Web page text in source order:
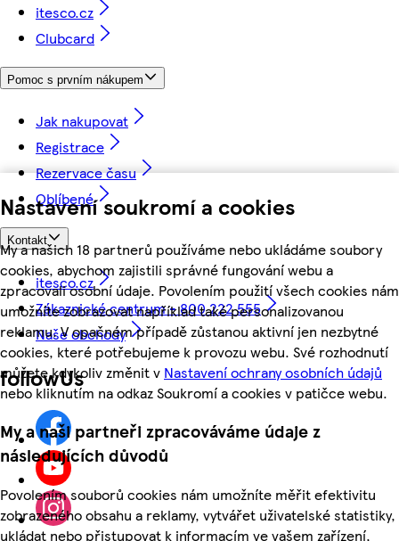
Nastavení soukromí a cookies
My a našich 18 partnerů používáme nebo ukládáme soubory
cookies, abychom zajistili správné fungování webu a
zpracovali osobní údaje. Povolením použití všech cookies nám
umožníte zobrazovat například také personalizovanou
reklamu. V opačném případě zůstanou aktivní jen nezbytné
cookies, které potřebujeme k provozu webu. Své rozhodnutí
můžete kdykoliv změnit v Nastavení ochrany osobních údajů
nebo kliknutím na odkaz Soukromí a cookies v patičce webu.
My a naši partneři zpracováváme údaje z
následujících důvodů
Povolením souborů cookies nám umožníte měřit efektivitu
zobrazeného obsahu a reklamy, vytvářet uživatelské statistiky,
ukládat nebo přistupovat k informacím ve vašem zařízení,
itesco.cz
Clubcard
Pomoc s prvním nákupem
Jak nakupovat
Registrace
Rezervace času
Oblíbené
Kontakt
itesco.cz
Zákaznické centrum - 800 222 555
Naše obchody
followUs